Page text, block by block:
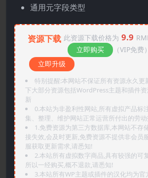
通用元字段类型
资源下载 此资源下载价格为 9.9
立即购买
（VIP免费）
立即升级
特别提醒:本网站不保证所有资源永久更
下大部分资源包括WordPress主题和插件
新
0.本站为非盈利性网站,所有虚拟产品标
集、整理、维护网站正常运营所付出的劳动
1.免费资源为第三方数据库,本网站不存
接失效,会及时更新,免费资源不提供非会员
服获取更新需求,请悉知!
2.本站所有虚拟数字商品,具有较强的可
所以一经购买,概不退款,请悉知!
3.本站所有WP主题或插件的汉化均为